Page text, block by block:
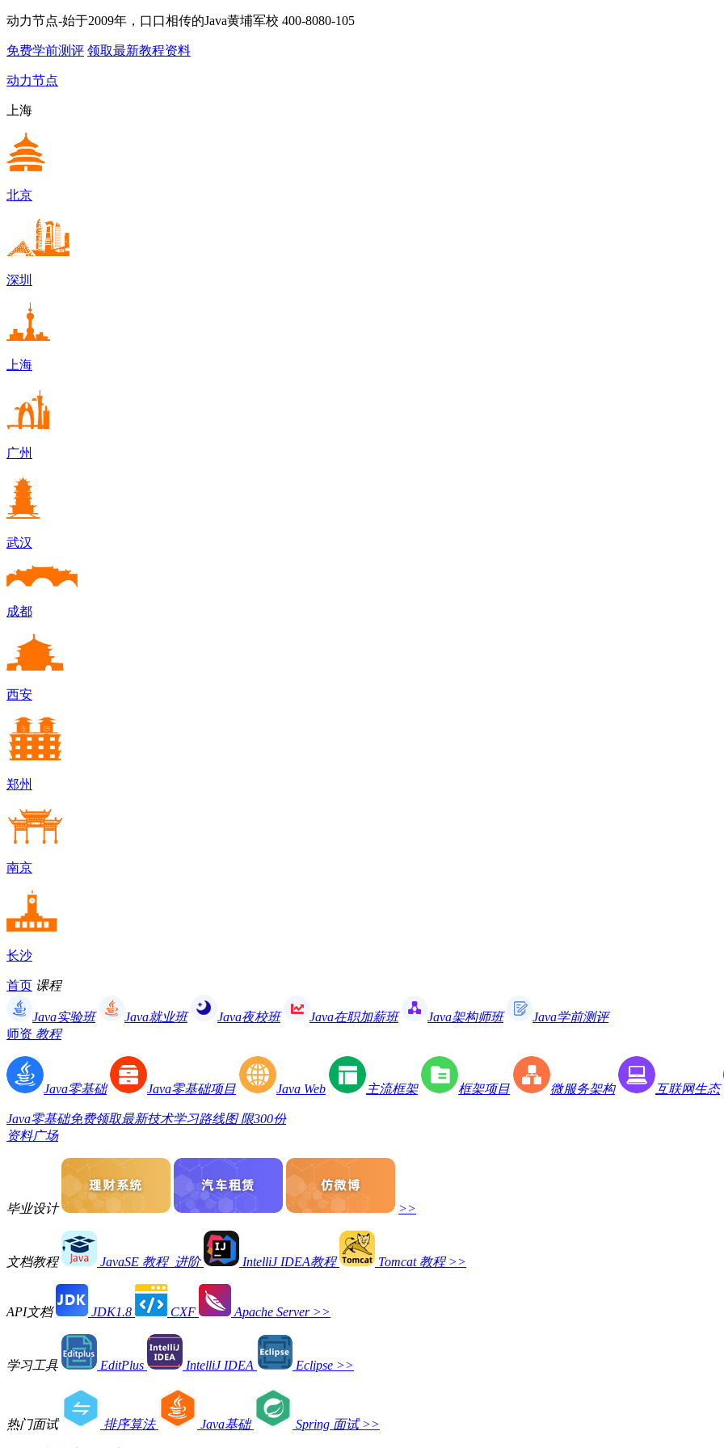
动力节点-始于2009年，口口相传的Java黄埔军校 400-8080-105
免费学前测评 领取最新教程资料
动力节点
上海
北京
深圳
上海
广州
武汉
成都
西安
郑州
南京
长沙
首页 课程
Java实验班 Java就业班 Java夜校班 Java在职加薪班 Java架构师班
Java学前测评
师资 教程
Java零基础 Java零基础项目 Java Web 主流框架 框架项目 微服务架构 互联网生态
Java零基础免费领取最新技术学习路线图 限300份
资料广场
毕业设计 >>
文档教程 JavaSE 教程_进阶 IntelliJ IDEA教程 Tomcat 教程 >>
API文档 JDK1.8 CXF Apache Server >>
学习工具 EditPlus IntelliJ IDEA Eclipse >>
热门面试 排序算法 Java基础 Spring 面试 >>